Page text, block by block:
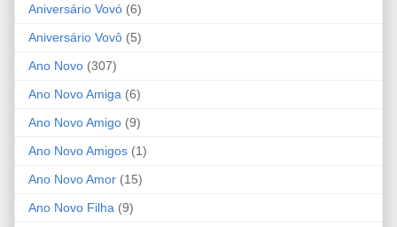
Aniversário Vovó (6)
Aniversário Vovô (5)
Ano Novo (307)
Ano Novo Amiga (6)
Ano Novo Amigo (9)
Ano Novo Amigos (1)
Ano Novo Amor (15)
Ano Novo Filha (9)